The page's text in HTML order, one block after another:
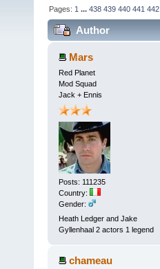
Pages: 1 ...438 439 440 441 442
Author
Mars
Red Planet
Mod Squad
Jack + Ennis
Posts: 111235
Country:
Gender:
Heath Ledger and Jake
Gyllenhaal 2 actors 1 legend
chameau